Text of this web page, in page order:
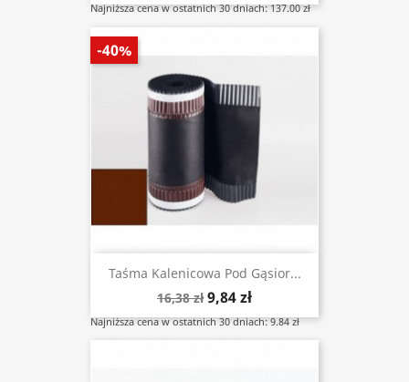
Najniższa cena w ostatnich 30 dniach: 137.00 zł
Taśma Kalenicowa Pod Gąsior...
16,38 zł 9,84 zł
Najniższa cena w ostatnich 30 dniach: 9.84 zł
-40%